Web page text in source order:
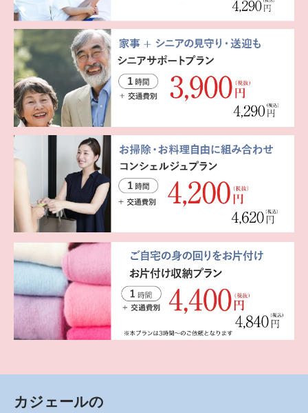
カジェールの